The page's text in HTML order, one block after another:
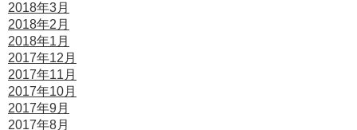
2018年3月
2018年2月
2018年1月
2017年12月
2017年11月
2017年10月
2017年9月
2017年8月